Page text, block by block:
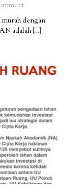
dengan
adalah […]